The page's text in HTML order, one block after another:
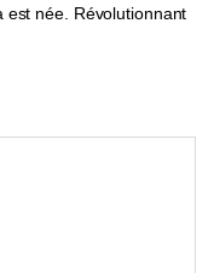
est née. Révolutionnant